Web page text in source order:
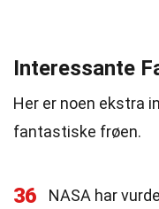
Interessante
Her er noen ekstra
fantastiske frøen.
36
NASA har